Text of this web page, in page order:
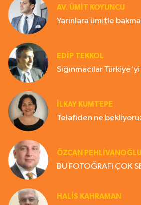
AV. ÜMIT KOYUNCU
Yarınlara ümitle
EDIP TEKKOL
Sığınmacılar
İLKAY KUMTEPE
Telafiden ne
ÖZCAN PEHLİVANOĞLU
BU FOTOĞRAFI ÇOK
HALIS KAHRAMAN